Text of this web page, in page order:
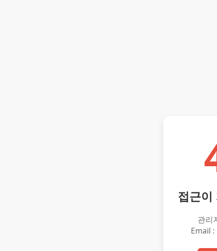
접근이
관리
Email